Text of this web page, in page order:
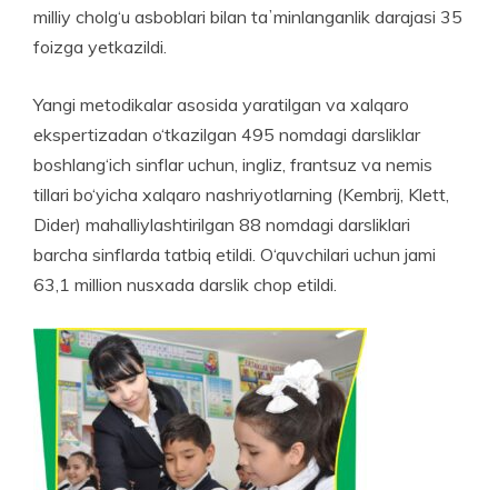
milliy cholg‘u asboblari bilan taʼminlanganlik darajasi 35
foizga yetkazildi.
Yangi metodikalar asosida yaratilgan va xalqaro
ekspertizadan o‘tkazilgan 495 nomdagi darsliklar
boshlang‘ich sinflar uchun, ingliz, frantsuz va nemis
tillari bo‘yicha xalqaro nashriyotlarning (Kembrij, Klett,
Dider) mahalliylashtirilgan 88 nomdagi darsliklari
barcha sinflarda tatbiq etildi. O‘quvchilari uchun jami
63,1 million nusxada darslik chop etildi.